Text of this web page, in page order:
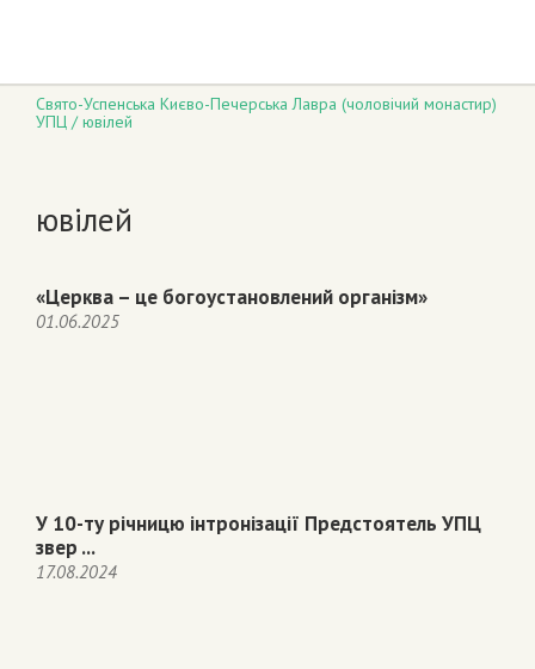
Свято-Успенська Києво-Печерська Лавра (чоловічий монастир)
УПЦ /ювілей
ювілей
«Церква – це богоустановлений організм»
01.06.2025
У 10-ту річницю інтронізації Предстоятель УПЦ
звер ...
17.08.2024